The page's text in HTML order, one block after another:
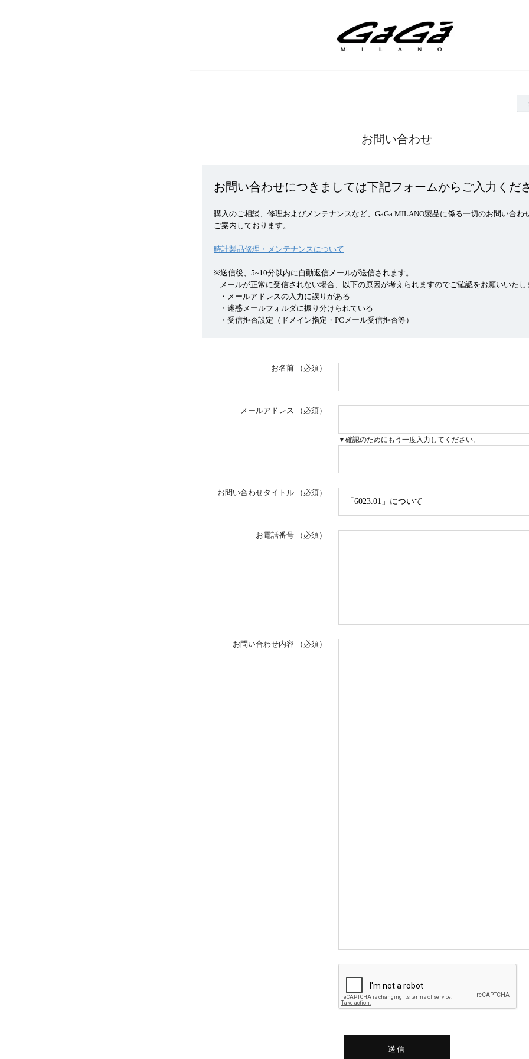
お問い合わせ
お問い合わせにつきましては下記フォームからご入力くだ
購入のご相談、修理およびメンテナンスなど、GaGa MILANO製品に係る一切のお問い合わ
ご案内しております。
時計製品修理・メンテナンスについて
※送信後、5~10分以内に自動返信メールが送信されます。
メールが正常に受信されない場合、以下の原因が考えられますのでご確認をお願いいたし
・メールアドレスの入力に誤りがある
・迷惑メールフォルダに振り分けられている
・受信拒否設定（ドメイン指定・PCメール受信拒否等）
お名前 （必須）
メールアドレス （必須）
▼確認のためにもう一度入力してください。
お問い合わせタイトル （必須）
お電話番号 （必須）
お問い合わせ内容 （必須）